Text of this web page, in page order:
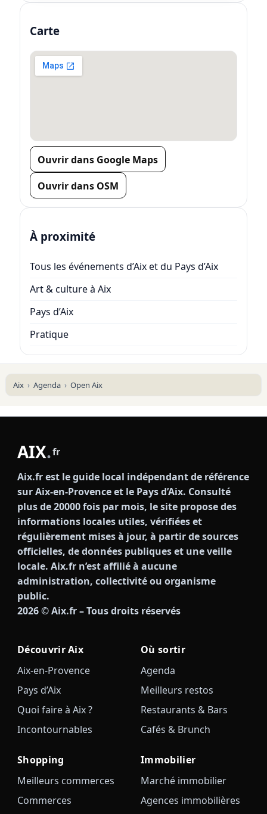
Carte
Ouvrir dans Google Maps
Ouvrir dans OSM
À proximité
Tous les événements d’Aix et du Pays d’Aix
Art & culture à Aix
Pays d’Aix
Pratique
Aix Agenda Open Aix
AIX.fr
Aix.fr est le guide local indépendant de référence
sur Aix-en-Provence et le Pays d’Aix. Consulté
plus de 20000 fois par mois, le site propose des
informations locales utiles, vérifiées et
régulièrement mises à jour, à partir de sources
officielles, de données publiques et une veille
locale. Aix.fr n’est affilié à aucune
administration, collectivité ou organisme
public.
2026© Aix.fr – Tous droits réservés
Découvrir Aix
Aix-en-Provence
Pays d’Aix
Quoi faire à Aix ?
Incontournables
Où sortir
Agenda
Meilleurs restos
Restaurants & Bars
Cafés & Brunch
Shopping
Meilleurs commerces
Commerces
Immobilier
Marché immobilier
Agences immobilières